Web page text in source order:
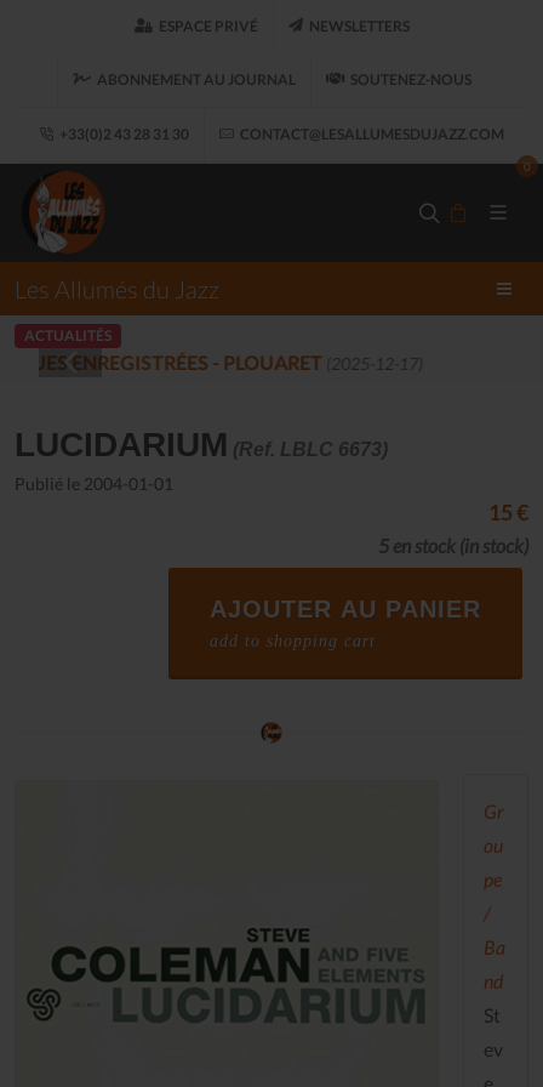
ESPACE PRIVÉ NEWSLETTERS
ABONNEMENT AU JOURNAL SOUTENEZ-NOUS
+33(0)2 43 28 31 30 CONTACT@LESALLUMESDUJAZZ.COM
0
Les Allumés du Jazz
ACTUALITÉS
LES ALLUMÉS DU JAZZ FONT SALON, LE
LUCIDARIUM (Ref. LBLC 6673)
Publié le 2004-01-01
15 €
5 en stock (in stock)
AJOUTER AU PANIER
add to shopping cart
Gr
ou
pe
/
Ba
nd
St
ev